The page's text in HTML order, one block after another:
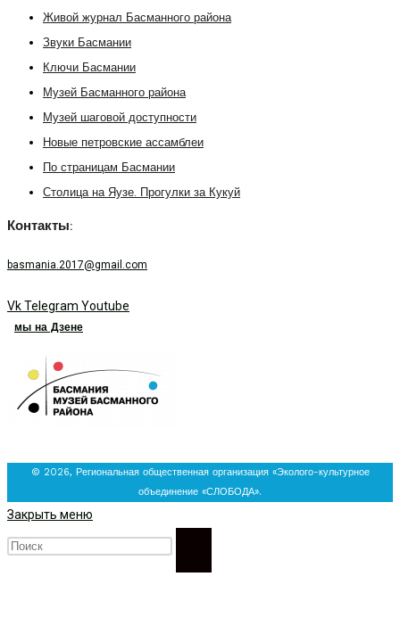
Живой журнал Басманного района
Звуки Басмании
Ключи Басмании
Музей Басманного района
Музей шаговой доступности
Новые петровские ассамблеи
По страницам Басмании
Столица на Яузе. Прогулки за Кукуй
Контакты:
basmania.2017@gmail.com
VkTelegram Youtube
мы на Дзене
© 2026, Региональная общественная организация «Эколого-культурное
объединение «СЛОБОДА».
Закрыть меню